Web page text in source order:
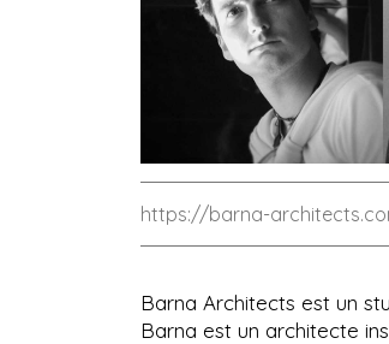
https://barna-
Barna Architects est un
Barna est un architecte